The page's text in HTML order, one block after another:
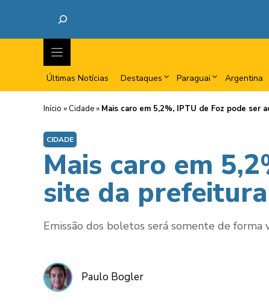
Últimas Notícias Destaques Paraguai Argentina
Início » Cidade » Mais caro em 5,2%, IPTU de Foz pode ser
CIDADE
Mais caro em
site da prefeitura
Emissão dos boletos será somente de
Paulo Bogler